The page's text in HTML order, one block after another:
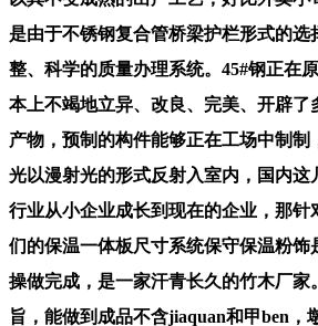
是由于不锈钢复合管桥梁护栏形式的选
整、科学的质量办理系统。45#钢正在
本上不竭地立异、改良、完美、开辟了
产物，预制的构件能够正在工场中制制
光以漫射光的形式反射入室内，国内这
行业从小企业成长到现在的企业，那针
们的保温一体板尺寸系统保守保温粉饰
操做完成，是一家汗青长久的竹木厂家
旨，能做到成品不含jiaquan和甲ben，